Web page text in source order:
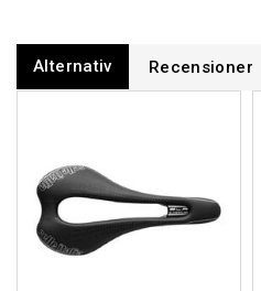
Alternativ Recensioner